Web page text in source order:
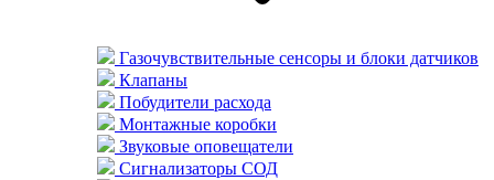
Газочувствительные сенсоры и блоки датчиков
Клапаны
Побудители расхода
Монтажные коробки
Звуковые оповещатели
Сигнализаторы СОД